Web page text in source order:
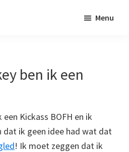
Menu
ben ik een
Kickass BOFH en ik
ik geen idee had wat dat
! Ik moet zeggen dat ik